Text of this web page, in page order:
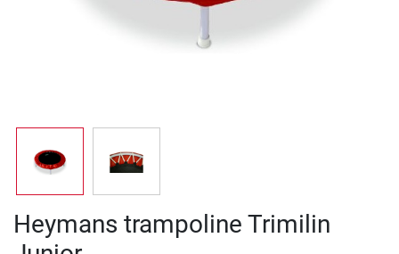
Heymans trampoline Trimilin